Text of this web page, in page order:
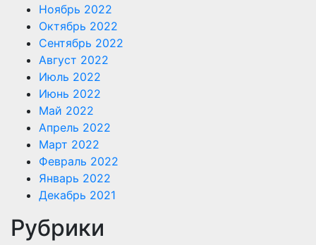
Ноябрь 2022
Октябрь 2022
Сентябрь 2022
Август 2022
Июль 2022
Июнь 2022
Май 2022
Апрель 2022
Март 2022
Февраль 2022
Январь 2022
Декабрь 2021
Рубрики